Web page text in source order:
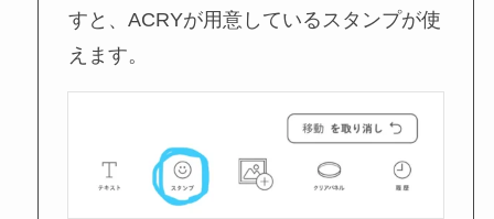
すと、ACRYが用意しているスタンプが使
えます。